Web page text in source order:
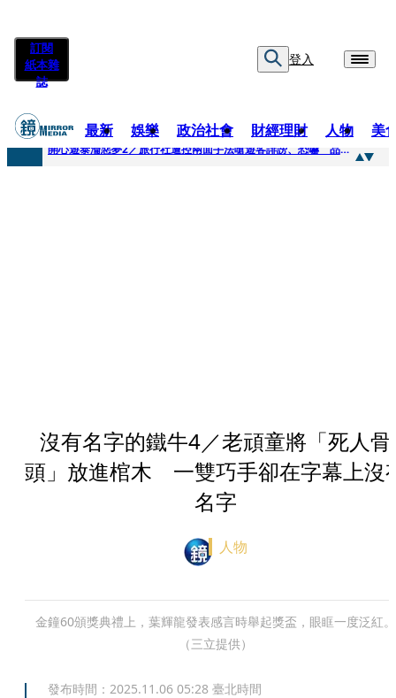
訂閱
紙本雜
誌
登入
最新 娛樂 政治社會 財經理財 人物 美
快訊
開心遊泰淪惡夢2／旅行社遭控兩面手法嗆遊客誹謗、恐嚇 品保協會回應了
沒有名字的鐵牛4／老頑童將「死人骨
頭」放進棺木 一雙巧手卻在字幕上沒
名字
人物
金鐘60頒獎典禮上，葉輝龍發表感言時舉起獎盃，眼眶一度泛紅。
（三立提供）
發布時間： 2025.11.06 05:28 臺北時間